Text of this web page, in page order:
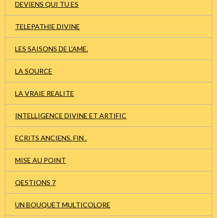
DEVIENS QUI TU ES
TELEPATHIE DIVINE
LES SAISONS DE L'AME.
LA SOURCE
LA VRAIE REALITE
INTELLIGENCE DIVINE ET ARTIFIC
ECRITS ANCIENS. FIN .
MISE AU POINT
QESTIONS 7
UN BOUQUET MULTICOLORE